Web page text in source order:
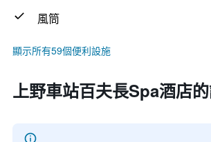
風筒
顯示所有59個便利設施
上野車站百夫長Spa酒店